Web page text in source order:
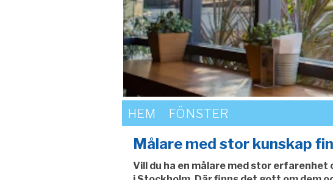
HEM FÖNSTER
Målare med stor kunskap
Vill du ha en målare med stor